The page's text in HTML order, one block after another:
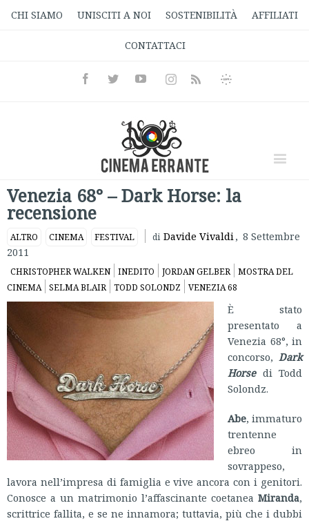
CHI SIAMO UNISCITI A NOI SOSTENIBILITÀ AFFILIATI
CONTATTACI
FacebookTwitterYoutubeInstagramRss
Informativa
Venezia 68° – Dark Horse: la
recensione
ALTRO CINEMA FESTIVAL di Davide Vivaldi, 8 Settembre
2011
CHRISTOPHER WALKEN INEDITO JORDAN GELBER
MOSTRA DEL
CINEMA
SELMA BLAIR TODD SOLONDZ VENEZIA 68
È stato
presentato a
Venezia 68°, in
concorso, Dark
Horsedi Todd
Solondz.
Abe, immaturo
trentenne
ebreo in
sovrappeso,
lavora nell’impresa di famiglia e vive ancora con i genitori.
Conosce a un matrimonio l’affascinante coetanea Miranda,
scrittrice fallita, e se ne innamora; tuttavia, più che i dubbi